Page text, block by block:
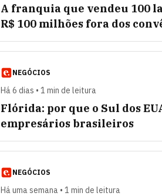
A franquia que vendeu 100
R$ 100 milhões fora dos
NEGÓCIOS
Há 6 dias • 1 min de leitura
Flórida: por que o Sul dos
empresários brasileiros
NEGÓCIOS
Há uma semana • 1 min de leitura